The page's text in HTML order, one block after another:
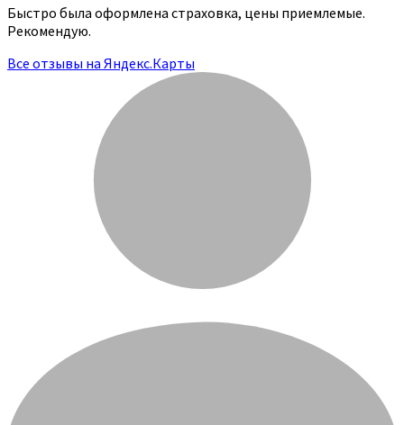
Быстро была оформлена страховка, цены приемлемые.
Рекомендую.
Все отзывы на Яндекс.Карты